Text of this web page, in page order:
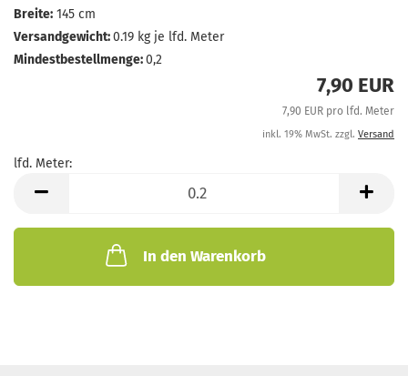
Breite: 145 cm
Versandgewicht:0.19 kg je lfd. Meter
Mindestbestellmenge:0,2
7,90 EUR
7,90 EUR pro lfd. Meter
inkl. 19% MwSt. zzgl. Versand
lfd. Meter:
Meter
In den Warenkorb